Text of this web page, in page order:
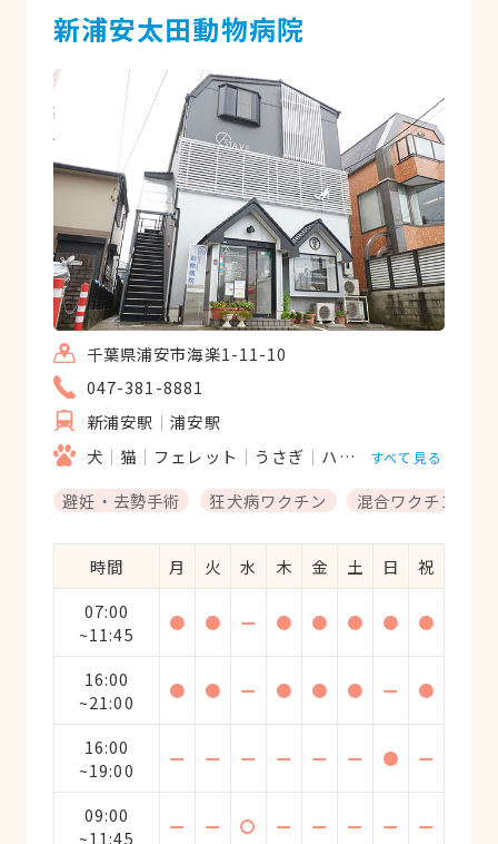
で、引き継ぎこちらでお世話になっていま
す。 トリミングもでき(なかなか予定が合
わずお願いしたことはまだありませんが)、
ペットホテルや手術もお願いできるなど、
愛犬関連のことは色々とお世話になれそう
新浦安太田動物病院
千葉県浦安市海楽1-11-10
047-381-8881
新浦安駅
浦安駅
犬
猫 フェレット うさぎ ハムスター すべて見る
避妊・去勢手術 狂犬病ワクチン 混合ワクチン
時間 月 火 水 木 金 土 日
祝
07:00
~11:45
● ● ー ● ● ● ● ●
16:00
~21:00
● ● ー ● ● ● ー ●
16:00
~19:00
ー ー ー ー ー ー ● ー
09:00
~11:45
ー ー 〇 ー ー ー ー ー